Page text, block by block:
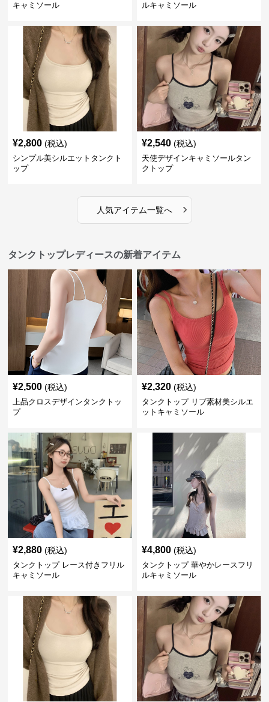
キャミソール
ルキャミソール
¥2,800 (税込)
シンプル美シルエットタンクト
ップ
¥2,540 (税込)
天使デザインキャミソールタン
クトップ
人気アイテム一覧へ ›
タンクトップレディースの新着アイテム
¥2,500 (税込)
上品クロスデザインタンクトッ
プ
¥2,320 (税込)
タンクトップ リブ素材美シルエ
ットキャミソール
¥2,880 (税込)
タンクトップ レース付きフリル
キャミソール
¥4,800 (税込)
タンクトップ 華やかレースフリ
ルキャミソール